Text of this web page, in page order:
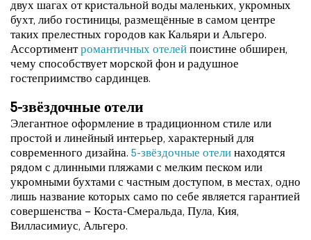
двух шагах от кристальной воды маленьких, укромных
бухт, либо гостиницы, размещённые в самом центре
таких прелестных городов как Кальяри и Альгеро.
Ассортиментромантичных отелей поистине обширен,
чему способствует морской фон и радушное
гостеприимство сардинцев.
5-звёздочные отели
Элегантное оформление в традиционном стиле или
простой и линейный интерьер, характерный для
современного дизайна. 5-звёздочные отели находятся
рядом с длинными пляжами с мелким песком или
укромными бухтами с частным доступом, в местах, одно
лишь название которых само по себе является гарантией
совершенства – Коста-Смеральда, Пула, Кия,
Вилласимиус, Альгеро.